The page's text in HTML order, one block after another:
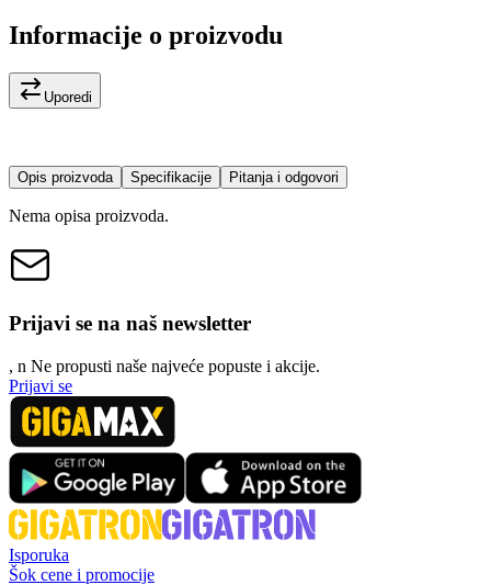
Informacije o proizvodu
Uporedi
Opis proizvoda Specifikacije Pitanja i odgovori
Nema opisa proizvoda.
Prijavi se na naš newsletter
, n Ne propusti naše najveće popuste i akcije.
Prijavi se
Isporuka
Šok cene i promocije